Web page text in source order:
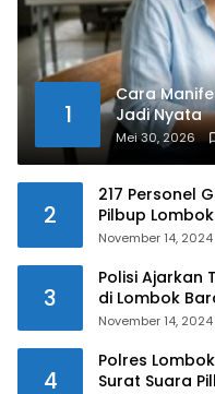
1
Cara
Jadi Nyata
Mei 30, 2026
2
217 Personel
Pilbup
November 14, 2024
3
Polisi Ajarkan
di Lombok
November 14, 2024
4
Polres
Surat Suara